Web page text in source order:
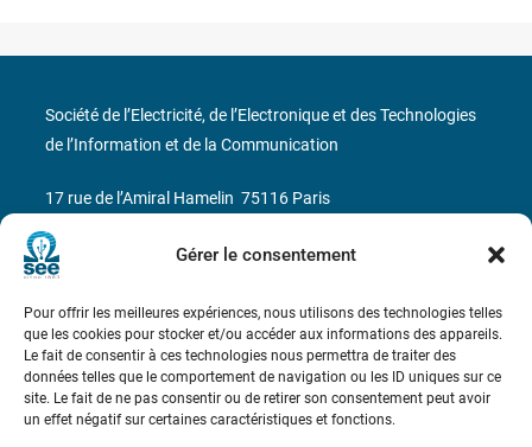
Gérer le consentement
Pour offrir les meilleures expériences, nous utilisons des technologies telles
que les cookies pour stocker et/ou accéder aux informations des appareils.
Le fait de consentir à ces technologies nous permettra de traiter des
données telles que le comportement de navigation ou les ID uniques sur ce
site. Le fait de ne pas consentir ou de retirer son consentement peut avoir
un effet négatif sur certaines caractéristiques et fonctions.
Société de l’Electricité, de l’Electronique et des Technologies
de l’Information et de la Communication
17 rue de l’Amiral Hamelin 75116 Paris
Métro : « Boissière » Ligne 6 et « Iéna » Ligne 9
Téléphone : (+33) 1 56 90 37 17
N° de SIREN : 785 393 232, Code APE : 9412Z TVA intra-
communautaire : FR44 785 393 232